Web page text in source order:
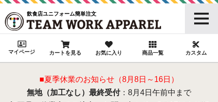
飲食店ユニフォーム簡単注文
マイページ カートを見る お気に入り 商品一覧 カスタム
■夏季休業のお知らせ（8月8日～16日）
無地（加工なし）最終受付：8月4日午前中まで